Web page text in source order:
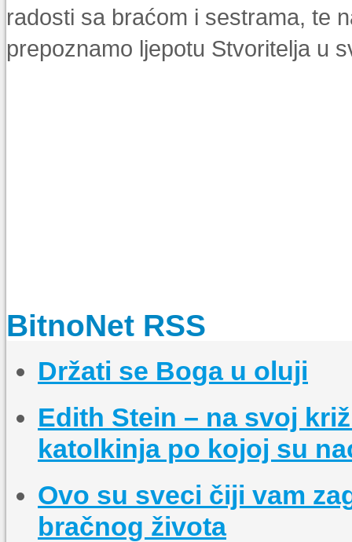
radosti sa braćom i sestrama, te
prepoznamo ljepotu Stvoritelja u
BitnoNet RSS
Držati se Boga u oluji
Edith Stein – na svoj
katolkinja po kojoj su
Ovo su sveci čiji vam
bračnog života